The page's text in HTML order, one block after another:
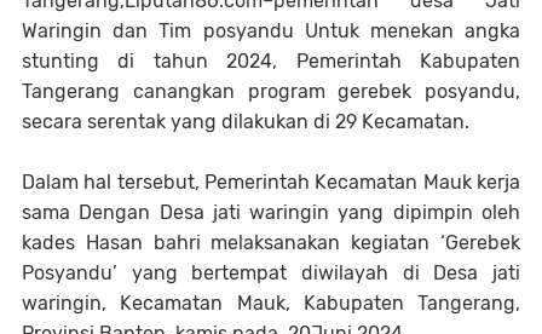
Waringin dan Tim posyandu Untuk menekan angka
stunting di tahun 2024, Pemerintah Kabupaten
Tangerang canangkan program gerebek posyandu,
secara serentak yang dilakukan di 29 Kecamatan.
Dalam hal tersebut, Pemerintah Kecamatan Mauk kerja
sama Dengan Desa jati waringin yang dipimpin oleh
kades Hasan bahri melaksanakan kegiatan ‘Gerebek
Posyandu’ yang bertempat diwilayah di Desa jati
waringin, Kecamatan Mauk, Kabupaten Tangerang,